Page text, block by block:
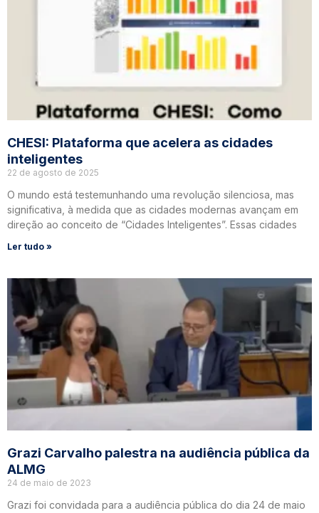
CHESI: Plataforma que acelera as cidades
inteligentes
22 de agosto de 2025
O mundo está testemunhando uma revolução silenciosa, mas
significativa, à medida que as cidades modernas avançam em
direção ao conceito de “Cidades Inteligentes”. Essas cidades
Ler tudo »
Grazi Carvalho palestra na audiência pública da
ALMG
24 de maio de 2023
Grazi foi convidada para a audiência pública do dia 24 de maio